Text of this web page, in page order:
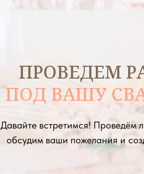
ПРОВЕДЕМ
ПОД ВАШУ
Давайте встретимся! Проведём
обсудим ваши пожелания и